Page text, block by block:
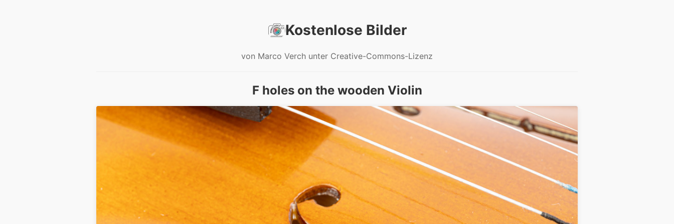
Kostenlose Bilder
von Marco Verch unter Creative-Commons-Lizenz
F holes on the wooden Violin